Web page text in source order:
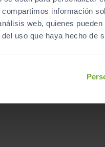
información
web, quienes
uso que haya hecho de
Automático
C